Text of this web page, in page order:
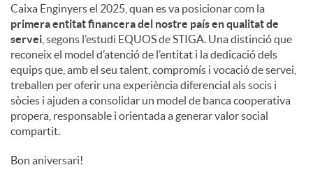
Caixa Enginyers el 2025, quan es va posicionar com la
primera entitat financera del nostre país en qualitat de
servei , segons l’estudi EQUOS de STIGA. Una distinció que
reconeix el model d’atenció de l’entitat i la dedicació dels
equips que, amb el seu talent, compromís i vocació de servei,
treballen per oferir una experiència diferencial als socis i
sòcies i ajuden a consolidar un model de banca cooperativa
propera, responsable i orientada a generar valor social
compartit.
Bon aniversari!